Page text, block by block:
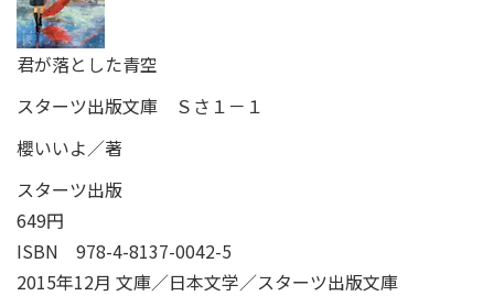
君が落とした青空
スターツ出版文庫 Ｓさ１－１
櫻いいよ／著
スターツ出版
649円
ISBN 978-4-8137-0042-5
2015年12月 文庫／日本文学／スターツ出版文庫